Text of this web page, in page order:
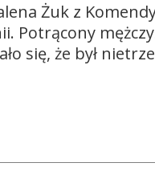
Żuk z
Potrącony
się, że był